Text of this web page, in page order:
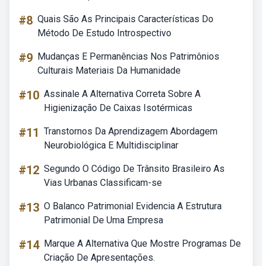
#8 Quais São As Principais Características Do
Método De Estudo Introspectivo
#9 Mudanças E Permanências Nos Patrimônios
Culturais Materiais Da Humanidade
#10 Assinale A Alternativa Correta Sobre A
Higienização De Caixas Isotérmicas
#11 Transtornos Da Aprendizagem Abordagem
Neurobiológica E Multidisciplinar
#12 Segundo O Código De Trânsito Brasileiro As
Vias Urbanas Classificam-se
#13 O Balanco Patrimonial Evidencia A Estrutura
Patrimonial De Uma Empresa
#14 Marque A Alternativa Que Mostre Programas De
Criação De Apresentações.